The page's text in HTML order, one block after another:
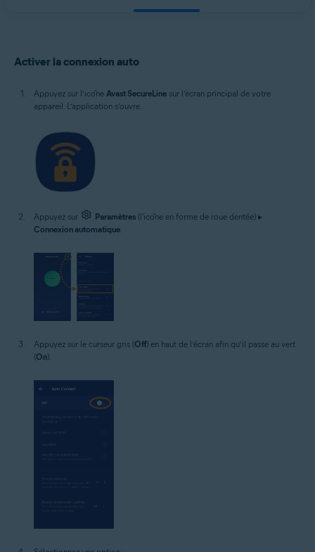
Activer la connexion auto
Appuyez sur l’icône Avast SecureLine sur l’écran principal de votre
appareil. L’application s’ouvre.
Appuyez sur Paramètres (l'icône en forme de roue dentée) ▸
Connexion automatique.
Appuyez sur le curseur gris (Off) en haut de l’écran afin qu’il passe au vert
(On).